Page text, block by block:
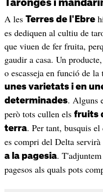
Taronges i
A les Terres de l'Ebre
es dediquen al cultiu de
que viuen de fer fruita,
gaudir a casa. Un
o escasseja en funció de la
unes varietats i en
determinades. Alguns
però tots cullen els fruits
terra. Per tant, busquis
es compri del Delta servirà
a la pagesia.
pagesos als quals pots